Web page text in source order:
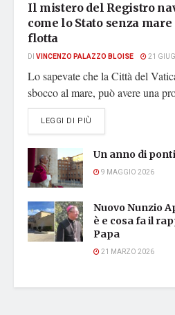
Il mistero del Registro
come lo Stato senza
flotta
DI VINCENZO PALAZZO BLOISE 21
Lo sapevate che la Città del
sbocco al mare, può avere una
LEGGI DI PIÙ
Un anno di
9 MAGGIO 2026
Nuovo Nunzio
è e cosa fa il
Papa
21 MARZO 2026